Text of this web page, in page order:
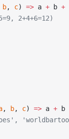
b, c) => a + b +
2+4+6=12)
, b, c) => a + b